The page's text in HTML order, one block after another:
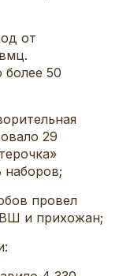
от
мц.
50
29
наборов;
провел
ВШ и прихожан;